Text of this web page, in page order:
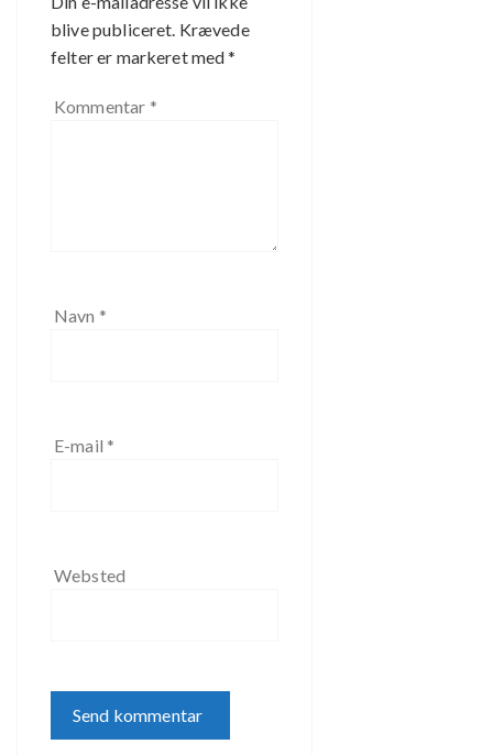
blive publiceret. Krævede
felter er markeret med*
Kommentar *
Navn *
E-mail *
Websted